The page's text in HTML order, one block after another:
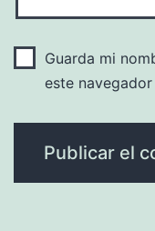
Guarda mi
este